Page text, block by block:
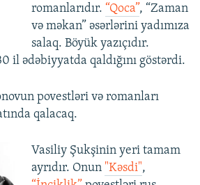
romanlarıdır. “Qoca”, “Zaman
və məkan” əsərlərini yadımıza
salaq. Böyük yazıçıdır.
il ədəbiyyatda qaldığını göstərdi.
povestləri və romanları
qalacaq.
Vasiliy Şukşinin yeri tamam
ayrıdır. Onun "Kəsdi",